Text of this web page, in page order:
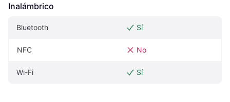
Inalámbrico
Bluetooth Sí
NFC No
Wi-Fi Sí